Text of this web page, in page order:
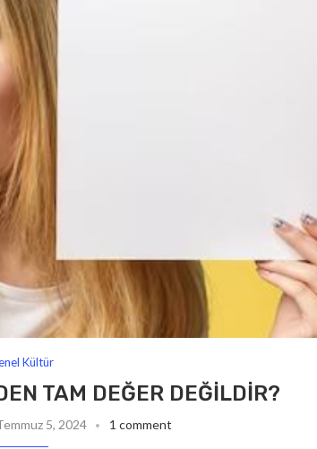
Kültür
TAM DEĞER DEĞILDIR?
5, 2024 1 comment